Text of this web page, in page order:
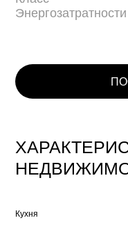
Энергозатратности
Кухня